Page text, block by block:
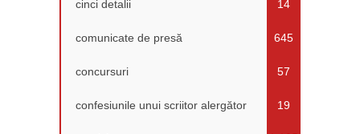
cinci detalii 14
comunicate de presă 645
concursuri 57
confesiunile unui scriitor alergător 19